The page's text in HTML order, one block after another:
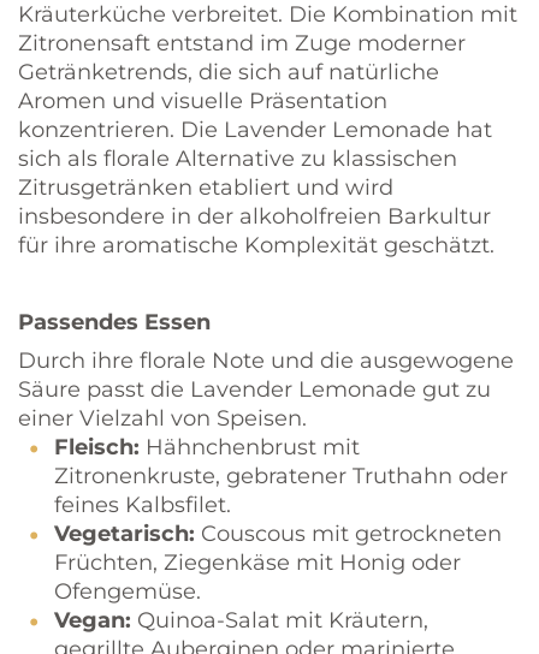
Kräuterküche verbreitet. Die Kombination mit
Zitronensaft entstand im Zuge moderner
Getränketrends, die sich auf natürliche
Aromen und visuelle Präsentation
konzentrieren. Die Lavender Lemonade hat
sich als florale Alternative zu klassischen
Zitrusgetränken etabliert und wird
insbesondere in der alkoholfreien Barkultur
für ihre aromatische Komplexität geschätzt.
Passendes Essen
Durch ihre florale Note und die ausgewogene
Säure passt die Lavender Lemonade gut zu
einer Vielzahl von Speisen.
Fleisch: Hähnchenbrust mit
Zitronenkruste, gebratener Truthahn oder
feines Kalbsfilet.
Vegetarisch: Couscous mit getrockneten
Früchten, Ziegenkäse mit Honig oder
Ofengemüse.
Vegan: Quinoa-Salat mit Kräutern,